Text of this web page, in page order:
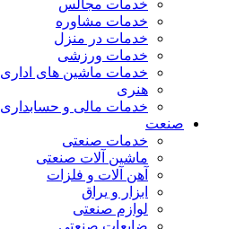
خدمات مجالس
خدمات مشاوره
خدمات در منزل
خدمات ورزشی
خدمات ماشین های اداری
هنری
خدمات مالی و حسابداری
صنعت
خدمات صنعتی
ماشین آلات صنعتی
آهن آلات و فلزات
ابزار و یراق
لوازم صنعتی